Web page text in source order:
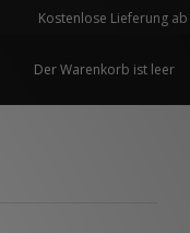
Kostenlose Lieferung ab
Der Warenkorb ist leer